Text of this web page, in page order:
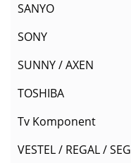
SANYO
SONY
SUNNY / AXEN
TOSHIBA
Tv Komponent
VESTEL / REGAL / SEG